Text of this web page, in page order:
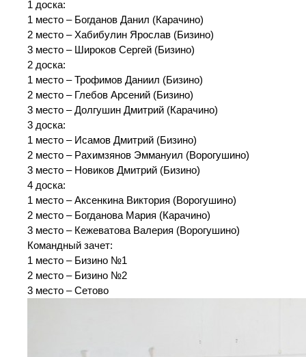
1 доска:
1 место – Богданов Данил (Карачино)
2 место – Хабибулин Ярослав (Бизино)
3 место – Широков Сергей (Бизино)
2 доска:
1 место – Трофимов Даниил (Бизино)
2 место – Глебов Арсений (Бизино)
3 место – Долгушин Дмитрий (Карачино)
3 доска:
1 место – Исамов Дмитрий (Бизино)
2 место – Рахимзянов Эммануил (Ворогушино)
3 место – Новиков Дмитрий (Бизино)
4 доска:
1 место – Аксенкина Виктория (Ворогушино)
2 место – Богданова Мария (Карачино)
3 место – Кежеватова Валерия (Ворогушино)
Командный зачет:
1 место – Бизино №1
2 место – Бизино №2
3 место – Сетово